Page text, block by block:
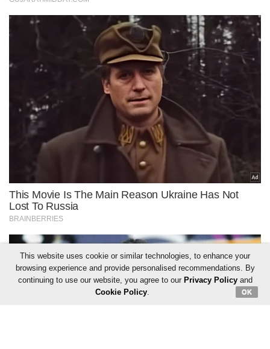
This website uses cookie or similar technologies, to enhance your
browsing experience and provide personalised recommendations. By
continuing to use our website, you agree to our Privacy Policyand
Cookie Policy. OK